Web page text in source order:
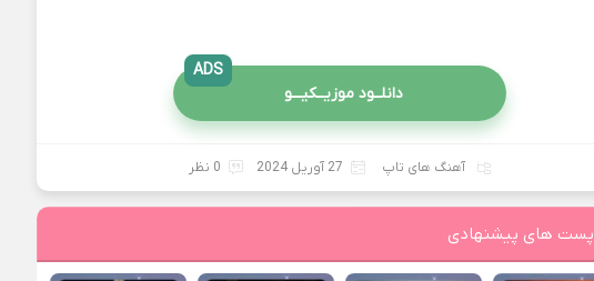
دانلــود موزیــکیـــو
ADS
آهنگ های تاپ 27 آوریل 2024 0 نظر
پست های پیشنهادی